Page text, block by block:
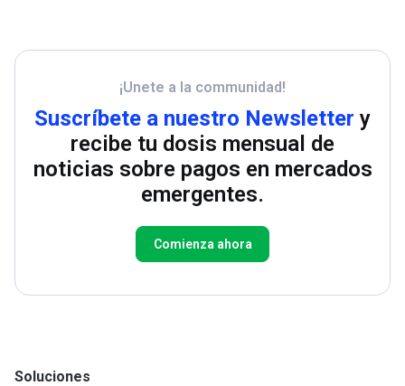
¡Unete a la communidad!
Suscríbete a nuestro Newsletter y
recibe tu dosis mensual de
noticias sobre pagos en mercados
emergentes.
Comienza ahora
Soluciones